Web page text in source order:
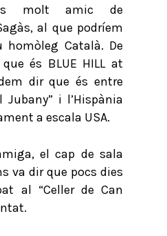
molt amic de
al que podríem
homòleg Català. De
és BLUE HILL at
dir que és entre
Jubany” i l’Hispània
a escala USA.
el cap de sala
va dir que pocs dies
al “Celler de Can